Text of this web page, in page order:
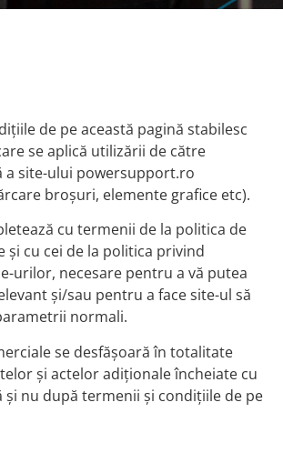
de pe această pagină stabilesc
se aplică utilizării de către
a site-ului powersupport.ro
broşuri, elemente grafice etc).
cu termenii de la politica de
şi cu cei de la politica privind
urilor, necesare pentru a vă putea
şi/sau pentru a face site-ul să
normali.
se desfăşoară în totalitate
şi actelor adiţionale încheiate cu
şi nu după termenii şi condiţiile de pe